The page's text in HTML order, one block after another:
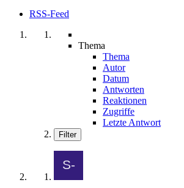
RSS-Feed
Thema
Thema
Autor
Datum
Antworten
Reaktionen
Zugriffe
Letzte Antwort
Filter